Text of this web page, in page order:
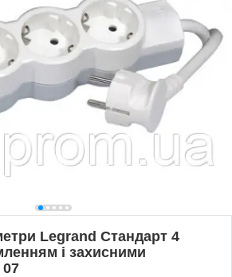
Legrand Стандарт 4
і захисними